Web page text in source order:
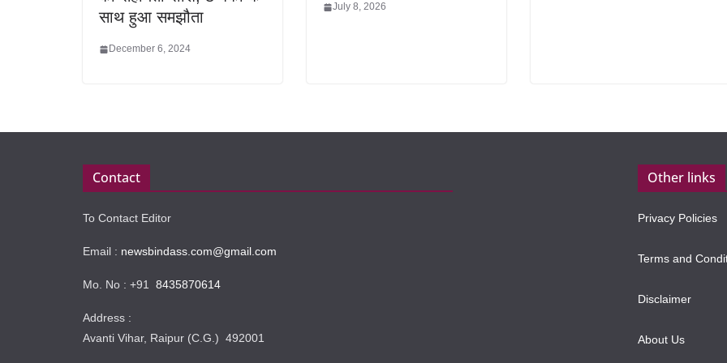
साथ हुआ समझौता
December 6, 2024
July 8, 2026
Contact
To Contact Editor
Email : newsbindass.com@gmail.com
Mo. No : +91 8435870614
Address :
Avanti Vihar, Raipur (C.G.) 492001
Other links
Privacy Policies
Terms and
Disclaimer
About Us